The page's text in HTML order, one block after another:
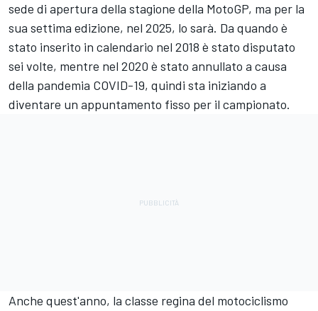
sede di apertura della stagione della MotoGP, ma per la
sua settima edizione, nel 2025, lo sarà. Da quando è
stato inserito in calendario nel 2018 è stato disputato
sei volte, mentre nel 2020 è stato annullato a causa
della pandemia COVID-19, quindi sta iniziando a
diventare un appuntamento fisso per il campionato.
Anche quest'anno, la classe regina del motociclismo